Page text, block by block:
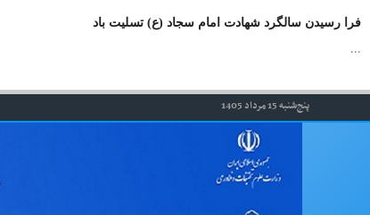
فرا رسیدن سالگرد شهادت امام سجاد (ع) تسلیت باد
...